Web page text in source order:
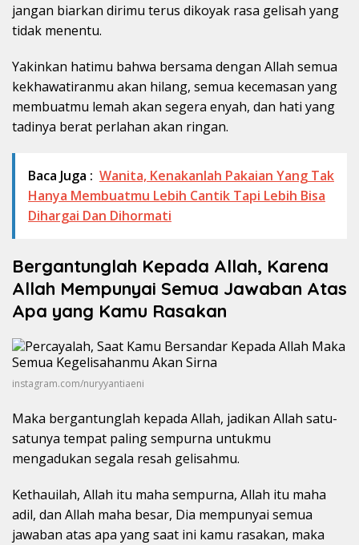
jangan biarkan dirimu terus dikoyak rasa gelisah yang
tidak menentu.
Yakinkan hatimu bahwa bersama dengan Allah semua
kekhawatiranmu akan hilang, semua kecemasan yang
membuatmu lemah akan segera enyah, dan hati yang
tadinya berat perlahan akan ringan.
Baca Juga : Wanita, Kenakanlah Pakaian Yang Tak
Hanya Membuatmu Lebih Cantik Tapi Lebih Bisa
Dihargai Dan Dihormati
Bergantunglah Kepada Allah, Karena
Allah Mempunyai Semua Jawaban Atas
Apa yang Kamu Rasakan
instagram.com/nuryyantiaeni
Maka bergantunglah kepada Allah, jadikan Allah satu-
satunya tempat paling sempurna untukmu
mengadukan segala resah gelisahmu.
Kethauilah, Allah itu maha sempurna, Allah itu maha
adil, dan Allah maha besar, Dia mempunyai semua
jawaban atas apa yang saat ini kamu rasakan, maka